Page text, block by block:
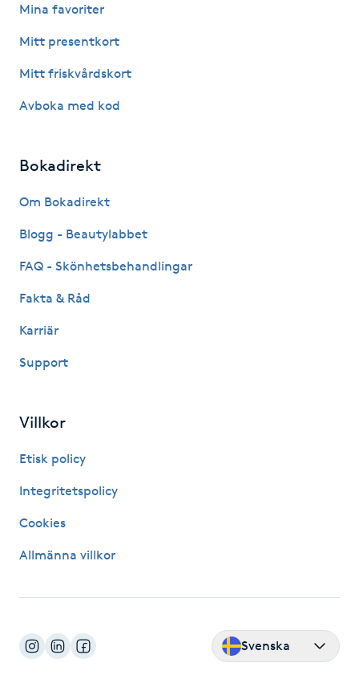
Hot yoga
Huduppstramning
Hyperhidros
Hårborttagning
Hårbottenbehandling
Hårförlängning
Hårvård
Hälsprickor
IPL
Mina favoriter
Mitt presentkort
Mitt friskvårdskort
Avboka med kod
Bokadirekt
Om Bokadirekt
Blogg - Beautylabbet
FAQ - Skönhetsbehandlingar
Fakta & Råd
Karriär
Support
Villkor
Etisk policy
Integritetspolicy
Cookies
Allmänna villkor
Svenska